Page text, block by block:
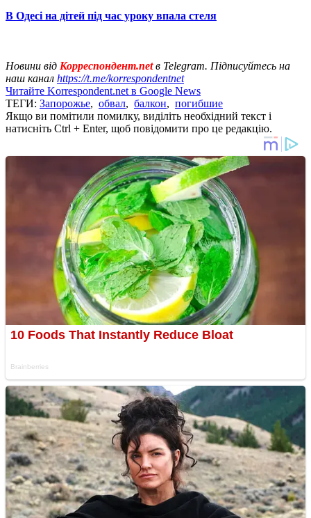
В Одесі на дітей під час уроку впала стеля
Новини від Корреспондент.netв Telegram. Підписуйтесь на
наш канал https://t.me/korrespondentnet
Читайте Korrespondent.net в Google News
ТЕГИ: Запорожье, обвал, балкон, погибшие
Якщо ви помітили помилку, виділіть необхідний текст і
натисніть Ctrl + Enter, щоб повідомити про це редакцію.